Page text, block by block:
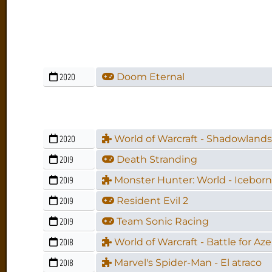
2020 Doom Eternal
2020 World of Warcraft - Shadowlands
2019 Death Stranding
2019 Monster Hunter: World -
2019 Resident Evil 2
2019 Team Sonic Racing
2018 World of Warcraft - Battle for
2018 Marvel's Spider-Man - El atraco